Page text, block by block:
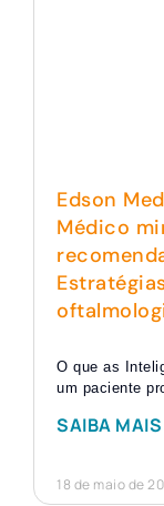
Edson
Médico
O que as
um paciente
SAIBA
18 de maio de